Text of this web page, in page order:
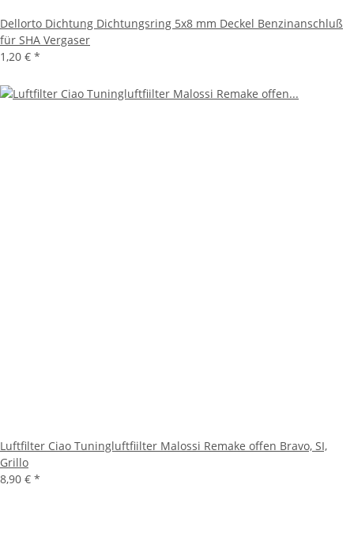
Dellorto Dichtung Dichtungsring 5x8 mm Deckel Benzinanschluß
für SHA Vergaser
1,20 € *
Luftfilter Ciao Tuningluftfiilter Malossi Remake offen Bravo, SI,
Grillo
8,90 € *